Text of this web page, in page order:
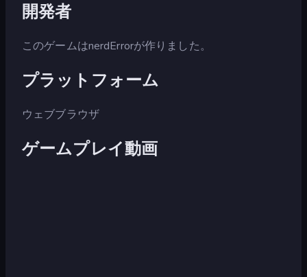
開発者
このゲームはnerdErrorが作りました。
プラットフォーム
ウェブブラウザ
ゲームプレイ動画